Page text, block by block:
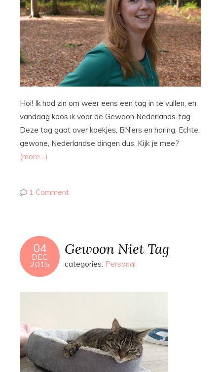
Hoi! Ik had zin om weer eens een tag in te vullen, en
vandaag koos ik voor de Gewoon Nederlands-tag.
Deze tag gaat over koekjes, BN’ers en haring. Echte,
gewone, Nederlandse dingen dus. Kijk je mee?
(more…)
1 Comment
04
DEC
2015
Gewoon Niet Tag
categories: Personal